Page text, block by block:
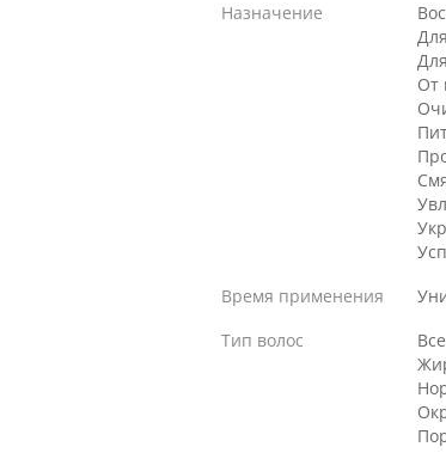
Назначение
От
Время применения
Тип волос